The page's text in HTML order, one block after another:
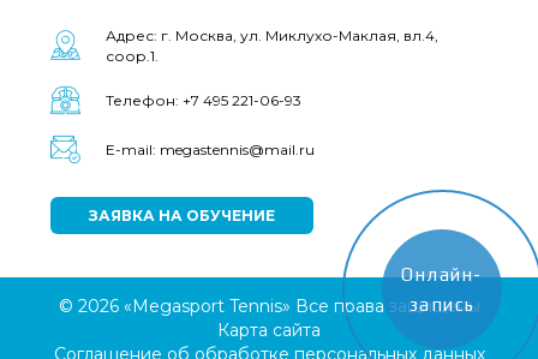
Адрес: г. Москва, ул. Миклухо-Маклая, вл.4,
соор.1.
Телефон: +7 495 221-06-93
E-mail: megastennis@mail.ru
ЗАЯВКА НА ОБУЧЕНИЕ
© 2026 «Megasport Tennis» Все права защищены
Карта сайта
Соглашение об обработке персональных данных
Онлайн-
запись